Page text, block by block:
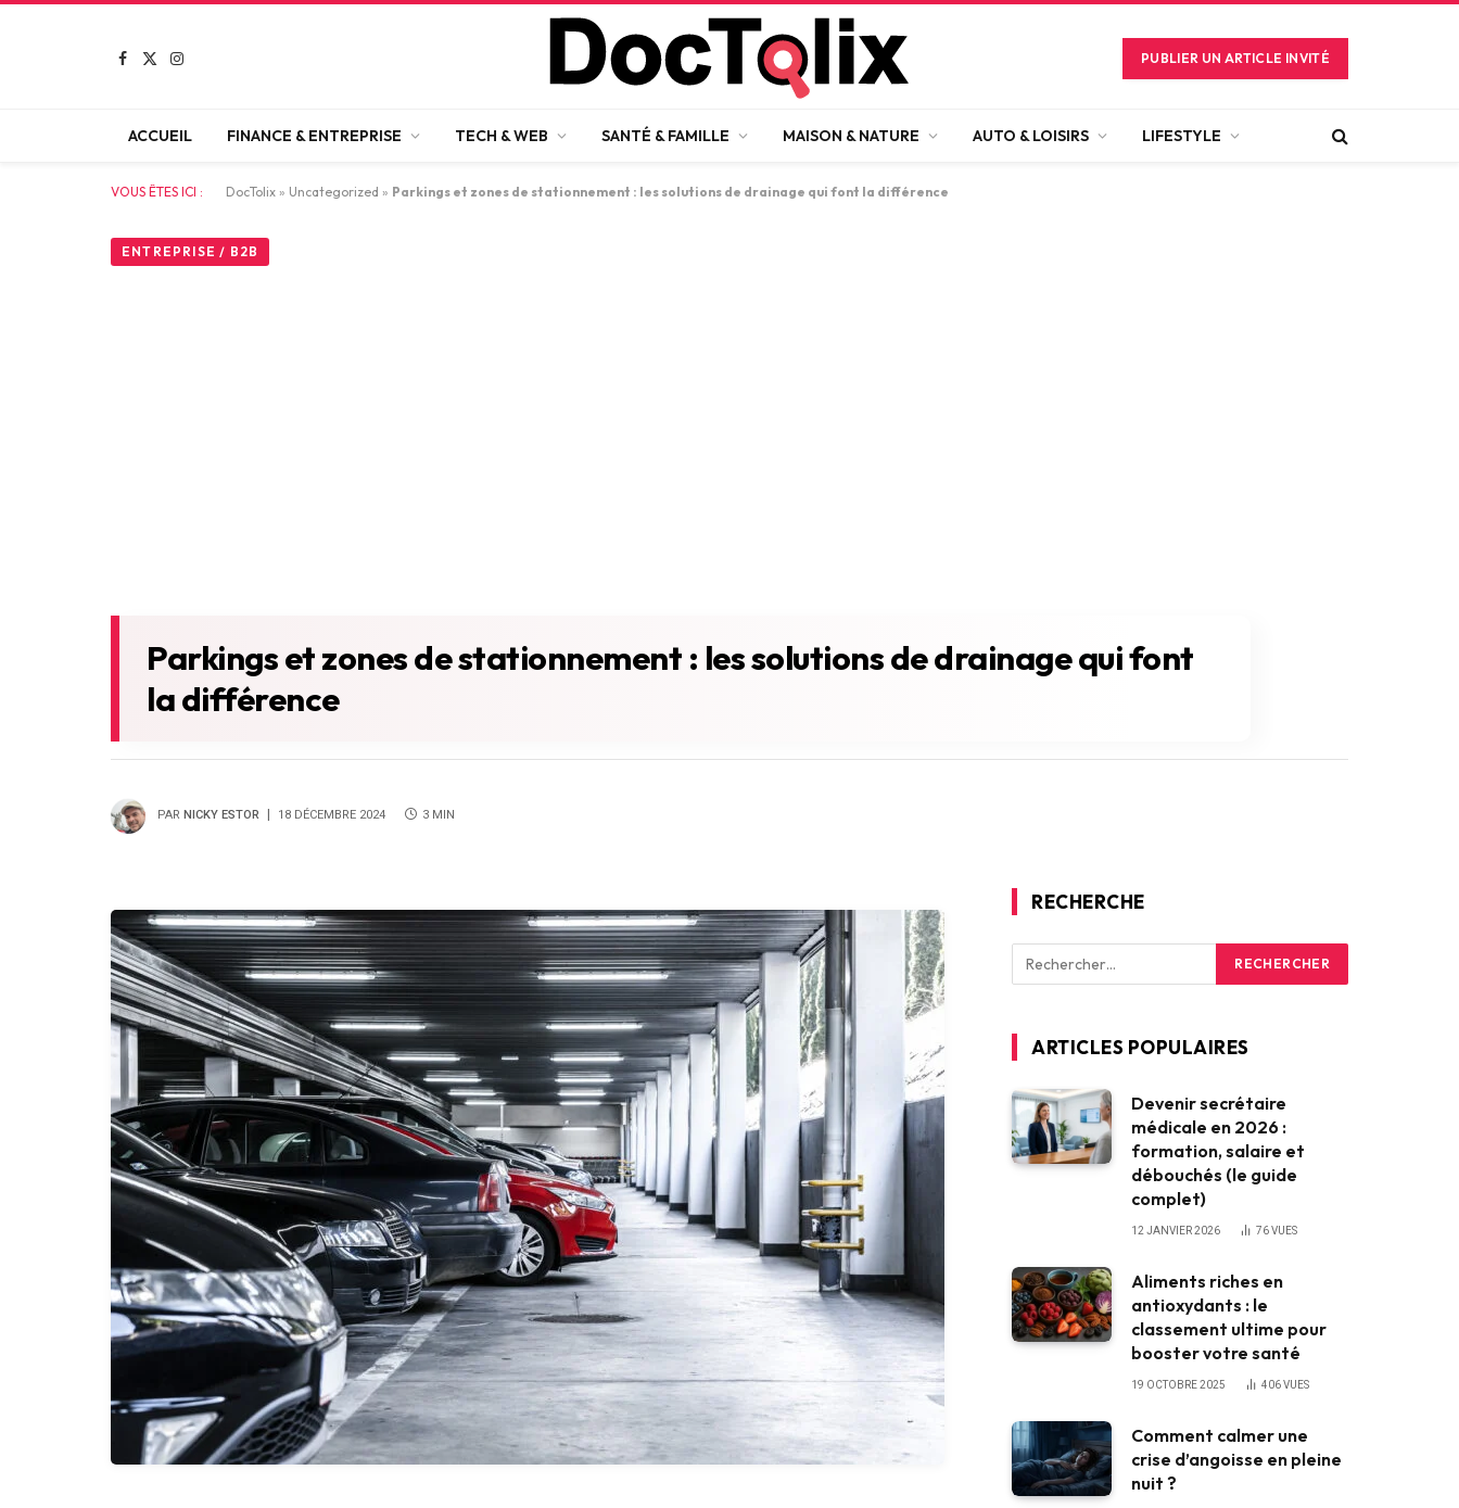
Facebook
X
Instagram PUBLIER UN ARTICLE INVITÉ
ACCUEIL FINANCE & ENTREPRISE TECH & WEB SANTÉ & FAMILLE MAISON & NATURE AUTO & LOISIRS LIFESTYLE
VOUS ÊTES ICI : DocTolix » Uncategorized » Parkings et zones de stationnement : les solutions de drainage qui font la différence
ENTREPRISE / B2B
Parkings et zones de stationnement : les solutions de drainage qui font
la différence
PAR NICKY ESTOR 18 DÉCEMBRE 2024 3 MIN
RECHERCHE
ARTICLES POPULAIRES
Devenir secrétaire
médicale en 2026 :
formation, salaire et
débouchés (le guide
complet)
12 JANVIER 2026 76VUES
Aliments riches en
antioxydants : le
classement ultime pour
booster votre santé
19 OCTOBRE 2025 406VUES
Comment calmer une
crise d’angoisse en pleine
nuit ?